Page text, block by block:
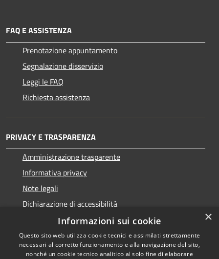
FAQ E ASSISTENZA
Prenotazione appuntamento
Segnalazione disservizio
Leggi le FAQ
Richiesta assistenza
PRIVACY E TRASPARENZA
Amministrazione trasparente
Informativa privacy
Note legali
Dichiarazione di accessibilità
Copyright © 2026 • Comune di
×
Informazioni sui cookie
Questo sito web utilizza cookie tecnici e assimilati strettamente
necessari al corretto funzionamento e alla navigazione del sito,
nonché un cookie tecnico analitico al solo fine di elaborare